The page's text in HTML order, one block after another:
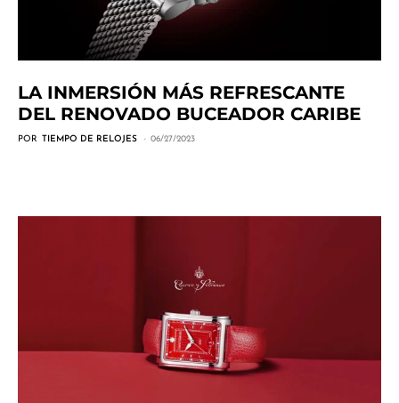
LA INMERSIÓN MÁS REFRESCANTE
DEL RENOVADO BUCEADOR CARIBE
POR TIEMPO DE RELOJES 06/27/2023